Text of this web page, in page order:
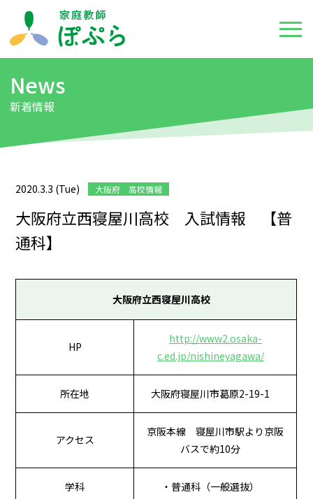
News
新着情報
2020.3.3 (Tue) 大阪府 高校情報
大阪府立西寝屋川高校 入試情報 【普
通科】
大阪府立西寝屋川高校
HP
http://www2.osaka-
c.ed.jp/nishineyagawa/
所在地 大阪府寝屋川市葛原2-19-1
アクセス
京阪本線 寝屋川市駅より京阪
バスで約10分
学科 ・普通科（一般選抜）